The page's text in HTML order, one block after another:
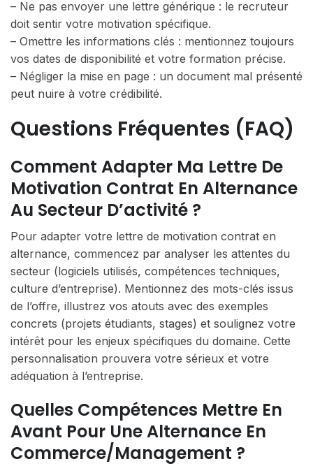
– Ne pas envoyer une lettre générique : le recruteur
doit sentir votre motivation spécifique.
– Omettre les informations clés : mentionnez toujours
vos dates de disponibilité et votre formation précise.
– Négliger la mise en page : un document mal présenté
peut nuire à votre crédibilité.
Questions Fréquentes (FAQ)
Comment Adapter Ma Lettre De
Motivation Contrat En Alternance
Au Secteur D’activité ?
Pour adapter votre lettre de motivation contrat en
alternance, commencez par analyser les attentes du
secteur (logiciels utilisés, compétences techniques,
culture d’entreprise). Mentionnez des mots-clés issus
de l’offre, illustrez vos atouts avec des exemples
concrets (projets étudiants, stages) et soulignez votre
intérêt pour les enjeux spécifiques du domaine. Cette
personnalisation prouvera votre sérieux et votre
adéquation à l’entreprise.
Quelles Compétences Mettre En
Avant Pour Une Alternance En
Commerce/management ?